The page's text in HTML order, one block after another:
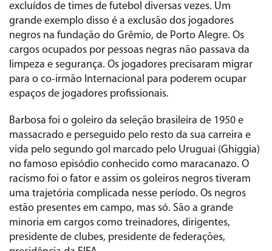
excluídos de times de futebol diversas vezes. Um
grande exemplo disso é a exclusão dos jogadores
negros na fundação do Grêmio, de Porto Alegre. Os
cargos ocupados por pessoas negras não passava da
limpeza e segurança. Os jogadores precisaram migrar
para o co-irmão Internacional para poderem ocupar
espaços de jogadores profissionais.
Barbosa foi o goleiro da seleção brasileira de 1950 e
massacrado e perseguido pelo resto da sua carreira e
vida pelo segundo gol marcado pelo Uruguai (Ghiggia)
no famoso episódio conhecido como maracanazo. O
racismo foi o fator e assim os goleiros negros tiveram
uma trajetória complicada nesse período. Os negros
estão presentes em campo, mas só. São a grande
minoria em cargos como treinadores, dirigentes,
presidente de clubes, presidente de federações,